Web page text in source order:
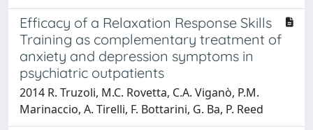
Efficacy of a Relaxation Response Skills
Training as complementary treatment of
anxiety and depression symptoms in
psychiatric outpatients
2014 R. Truzoli, M.C. Rovetta, C.A. Viganò, P.M.
Marinaccio, A. Tirelli, F. Bottarini, G. Ba, P. Reed